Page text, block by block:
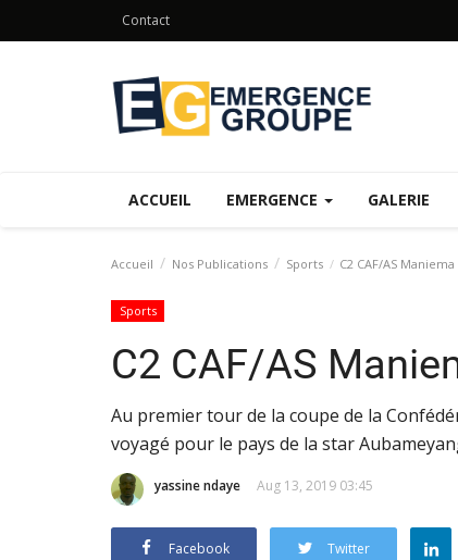
Contact
ACCUEIL EMERGENCE GALERIE
Accueil Nos Publications Sports C2 CAF/AS
Sports
C2 CAF/AS
​​​​​​​Au premier tour de la coupe de la
voyagé pour le pays de la star
yassine ndaye Aug 13, 2019 03:45
Facebook Twitter